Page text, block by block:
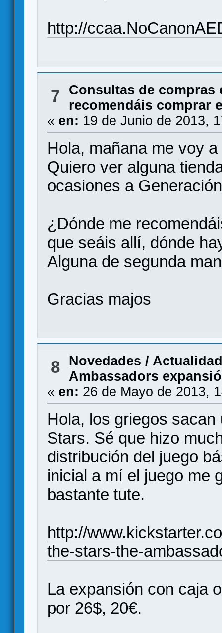
http://
7
Consultas de compras
recomendáis comprar
« en: 19 de Junio de 2013,
Hola, mañana me voy
Quiero ver alguna
ocasiones a
¿Dónde me
que seáis allí, dónde
Alguna de segunda
Gracias majos
8
Novedades / Actualidad
Ambassadors
« en: 26 de Mayo de 2013,
Hola, los griegos
Stars. Sé que hizo
distribución del juego
inicial a mí el juego me
bastante tute.
http://
the-stars-the-
La expansión con caja
por 26$, 20€.